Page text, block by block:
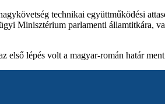
technikai együttműködési
Minisztérium parlamenti államtitkára,
lépés volt a magyar-román határ